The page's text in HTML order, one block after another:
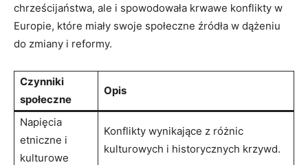
chrześcijaństwa, ale i spowodowała krwawe konflikty w
Europie, które miały swoje społeczne źródła w dążeniu
do zmiany i reformy.
Czynniki
społeczne
Opis
Napięcia
etniczne i
kulturowe
Konflikty wynikające z różnic
kulturowych i historycznych krzywd.